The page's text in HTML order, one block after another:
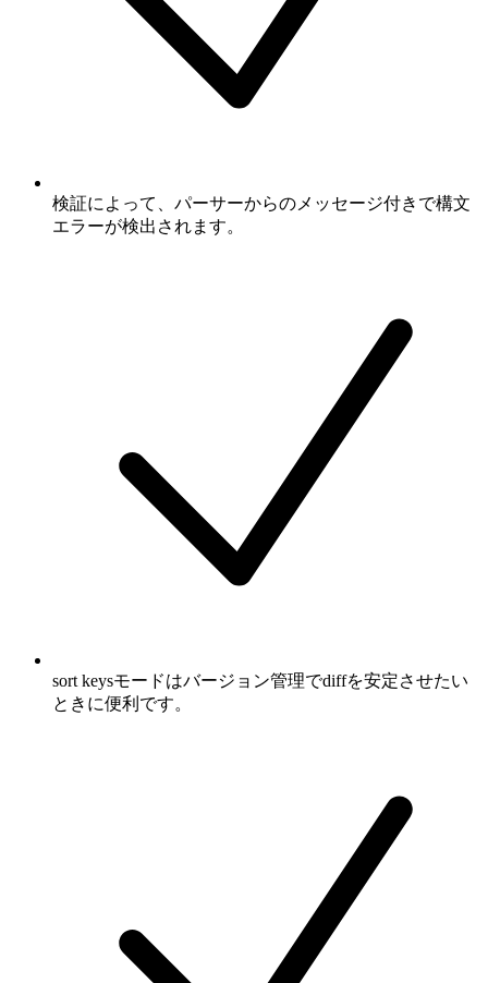
検証によって、パーサーからのメッセージ付きで構文
エラーが検出されます。
sort keysモードはバージョン管理でdiffを安定させたい
ときに便利です。